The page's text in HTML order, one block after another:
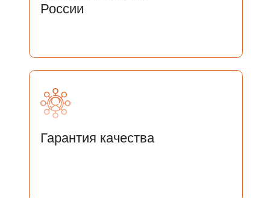
России
Гарантия качества
МЫ СВЯЖЕМСЯ С ВАМИ